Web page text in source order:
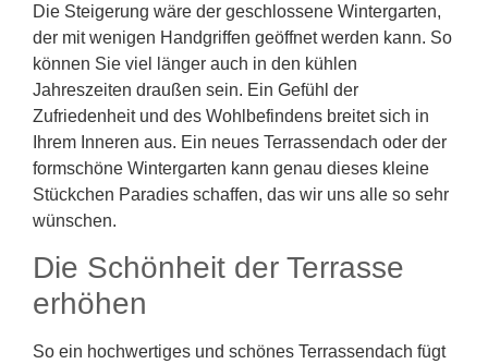
Die Steigerung wäre der geschlossene Wintergarten,
der mit wenigen Handgriffen geöffnet werden kann. So
können Sie viel länger auch in den kühlen
Jahreszeiten draußen sein. Ein Gefühl der
Zufriedenheit und des Wohlbefindens breitet sich in
Ihrem Inneren aus. Ein neues Terrassendach oder der
formschöne Wintergarten kann genau dieses kleine
Stückchen Paradies schaffen, das wir uns alle so sehr
wünschen.
Die Schönheit der Terrasse
erhöhen
So ein hochwertiges und schönes Terrassendach fügt